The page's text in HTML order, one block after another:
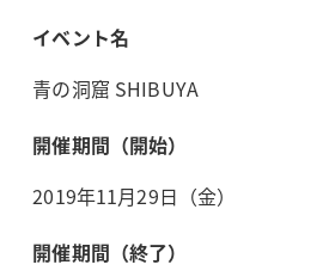
イベント名
青の洞窟 SHIBUYA
開催期間（開始）
2019年11月29日（金）
開催期間（終了）